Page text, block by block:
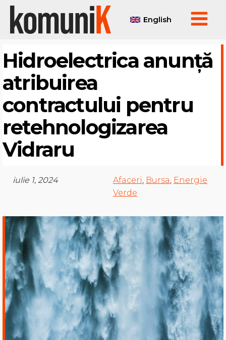
English
Hidroelectrica anunță
atribuirea
contractului pentru
retehnologizarea
Vidraru
iulie 1, 2024 Afaceri, Bursa, Energie
Verde